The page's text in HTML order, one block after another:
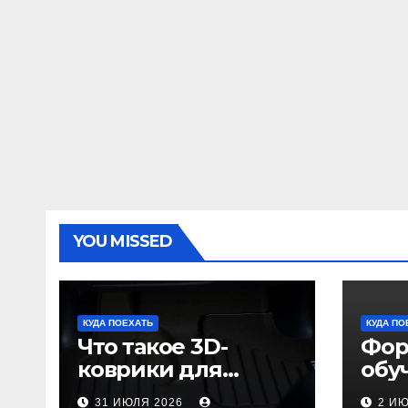
YOU MISSED
КУДА ПОЕХАТЬ
Что такое 3D-
коврики для
автомобиля и
31 ИЮЛЯ 2026
КУДА
2